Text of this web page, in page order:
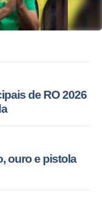
de RO 2026
ouro e pistola